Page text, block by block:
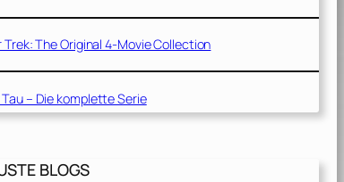
Trek: The Original 4-Movie Collection
Tau – Die komplette Serie
BLOGS